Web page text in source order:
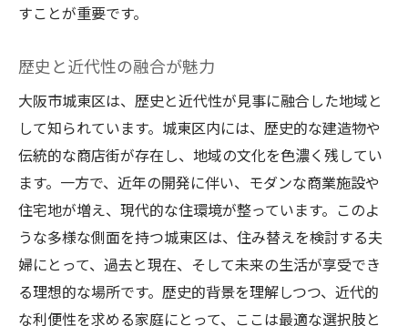
未来の価値を見据える視点
交通利便性が高い城東区での住み替え成功術
城東区の交通ネットワークを理解
通勤時間を短縮する住み替え術
交通の便が生活に与える影響
駅近物件のメリットとデメリット
交通アクセスが良いエリアの特長
交通情報を活用した物件選び
大阪市城東区で夫婦が住み替えを考える理由
ライフステージに合った住環境
すことが重要です。
歴史と近代性の融合が魅力
大阪市城東区は、歴史と近代性が見事に融合した地域と
して知られています。城東区内には、歴史的な建造物や
伝統的な商店街が存在し、地域の文化を色濃く残してい
ます。一方で、近年の開発に伴い、モダンな商業施設や
住宅地が増え、現代的な住環境が整っています。このよ
うな多様な側面を持つ城東区は、住み替えを検討する夫
婦にとって、過去と現在、そして未来の生活が享受でき
る理想的な場所です。歴史的背景を理解しつつ、近代的
な利便性を求める家庭にとって、ここは最適な選択肢と